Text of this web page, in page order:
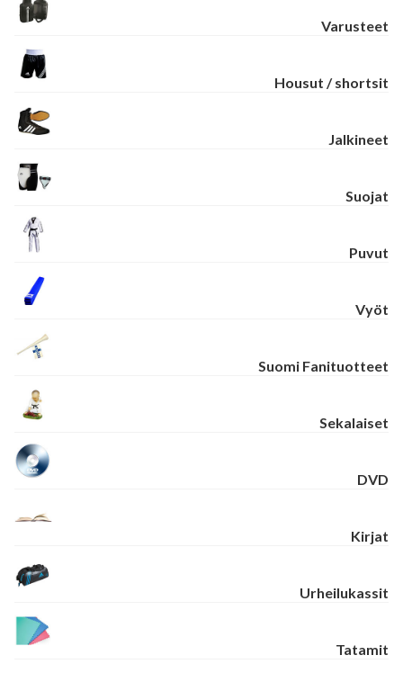
Varusteet
Housut / shortsit
Jalkineet
Suojat
Puvut
Vyöt
Suomi Fanituotteet
Sekalaiset
DVD
Kirjat
Urheilukassit
Tatamit